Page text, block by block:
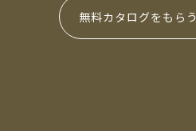
無料カタログをもらう